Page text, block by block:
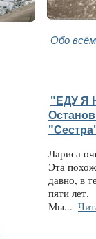
Обо всём
"ЕДУ Я
Лариса
Эта
давно, в
пяти лет.
Мы...